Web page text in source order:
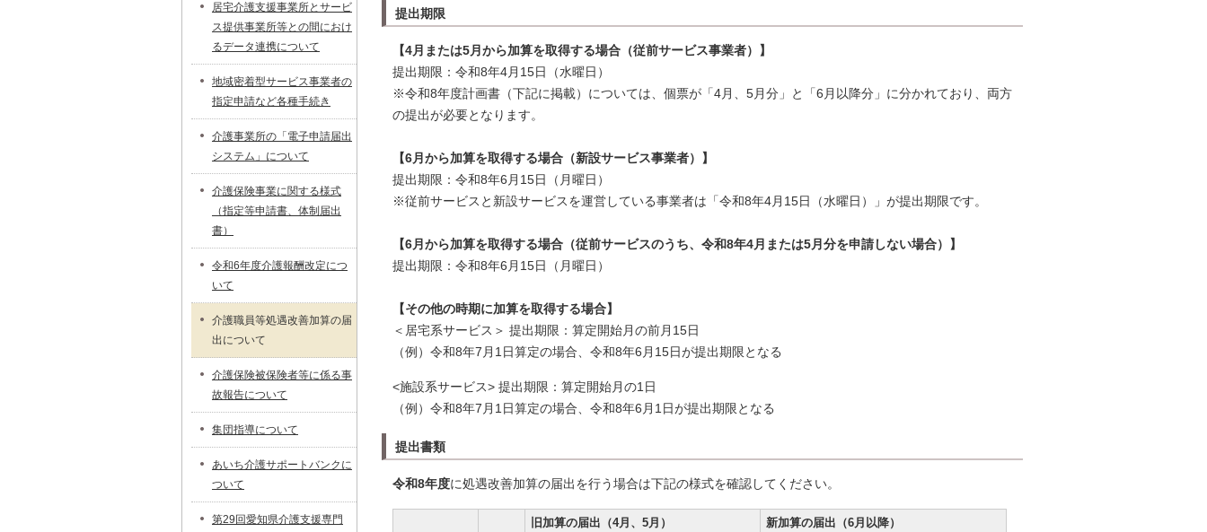
提出期限
【4月または5月から加算を取得する場合（従前サービス事業者）】
提出期限：令和8年4月15日（水曜日）
※令和8年度計画書（下記に掲載）については、個票が「4月、5月分」と「6月以降分」に分かれており、両方
の提出が必要となります。
【6月から加算を取得する場合（新設サービス事業者）】
提出期限：令和8年6月15日（月曜日）
※従前サービスと新設サービスを運営している事業者は「令和8年4月15日（水曜日）」が提出期限です。
【6月から加算を取得する場合（従前サービスのうち、令和8年4月または5月分を申請しない場合）】
提出期限：令和8年6月15日（月曜日）
【その他の時期に加算を取得する場合】
＜居宅系サービス＞ 提出期限：算定開始月の前月15日
（例）令和8年7月1日算定の場合、令和8年6月15日が提出期限となる
<施設系サービス> 提出期限：算定開始月の1日
（例）令和8年7月1日算定の場合、令和8年6月1日が提出期限となる
提出書類
令和8年度に処遇改善加算の届出を行う場合は下記の様式を確認してください。
旧加算の届出（4月、5月）
新加算の届出（6月以降）
居宅介護支援事業所とサービ
ス提供事業所等との間におけ
るデータ連携について
地域密着型サービス事業者の
指定申請など各種手続き
介護事業所の「電子申請届出
システム」について
介護保険事業に関する様式
（指定等申請書、体制届出
書）
令和6年度介護報酬改定につ
いて
介護職員等処遇改善加算の届
出について
介護保険被保険者等に係る事
故報告について
集団指導について
あいち介護サポートバンクに
ついて
第29回愛知県介護支援専門